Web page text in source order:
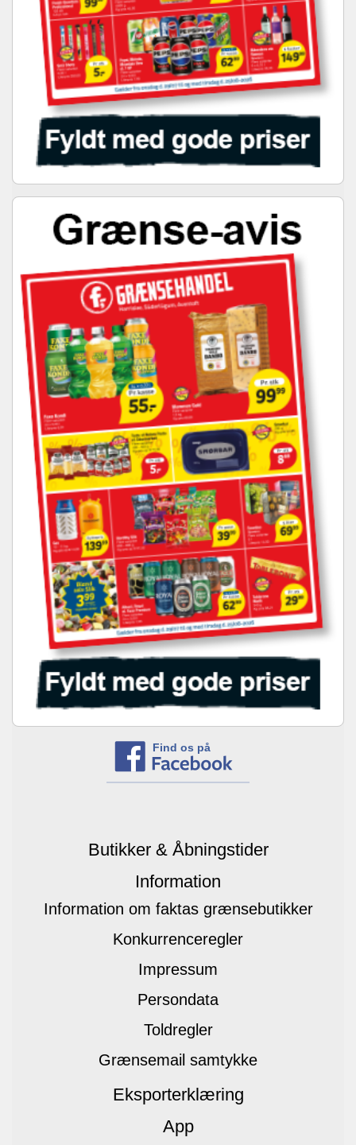
Find os på
Butikker & Åbningstider
Information
Information om faktas grænsebutikker
Konkurrenceregler
Impressum
Persondata
Toldregler
Grænsemail samtykke
Eksporterklæring
App